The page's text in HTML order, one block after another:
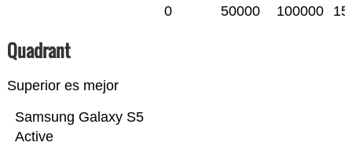
0 50000 100000
Quadrant
Superior es mejor
Samsung Galaxy S5
Active